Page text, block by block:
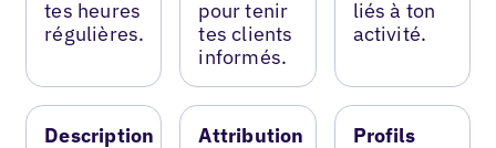
tes heures
régulières.
pour tenir
tes clients
informés.
liés à ton
activité.
Description
Attribution
Profils